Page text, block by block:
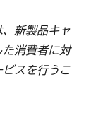
新製品キャ
た消費者に対
ビスを行うこ